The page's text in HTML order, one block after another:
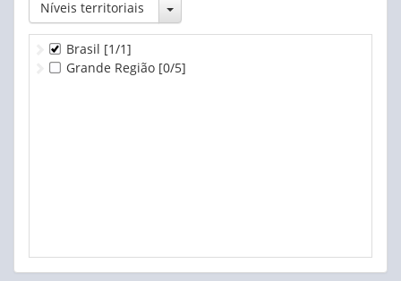
Níveis territoriais Toggle Dropdown
Brasil [1/1]
Grande Região [0/5]